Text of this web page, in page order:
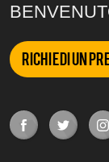
Richiedi un